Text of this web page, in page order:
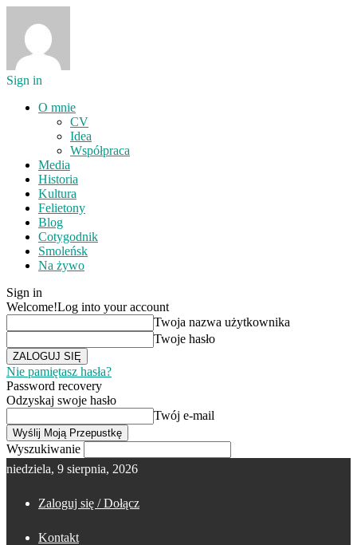
Sign in
O mnie
CV
Idea
Współpraca
Media
Historia
Kultura
Felietony
Blog
Cotygodnik
Smoleńsk
Na żywo
Sign in
Welcome!Log into your account
Twoja nazwa użytkownika
Twoje hasło
Nie pamiętasz hasła?
Password recovery
Odzyskaj swoje hasło
Twój e-mail
Wyszukiwanie
niedziela, 9 sierpnia, 2026
Zaloguj się / Dołącz
Kontakt